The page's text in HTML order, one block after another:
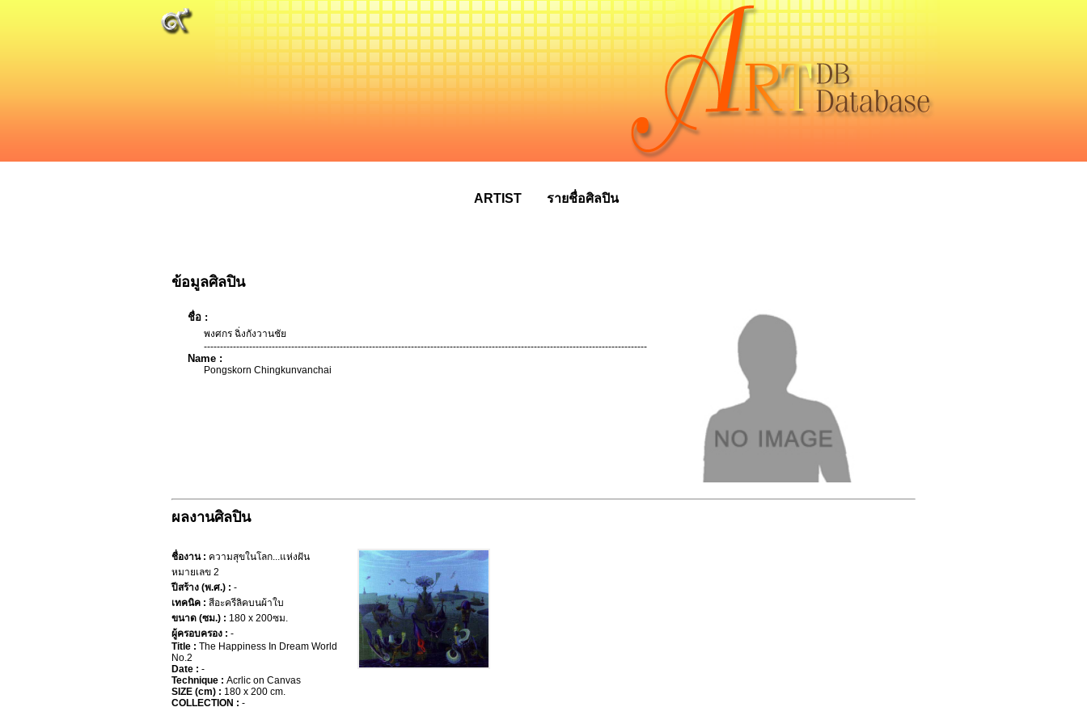
ARTIST รายชื่อศิลปิน
ข้อมูลศิลปิน
ชื่อ :
พงศกร ฉิ่งกังวานชัย
-----------------------------------------------------------------------------------------------------------------------------------------
Name :
Pongskorn Chingkunvanchai
ผลงานศิลปิน
ชื่องาน : ความสุขในโลก...แห่งฝัน
หมายเลข 2
ปีสร้าง (พ.ศ.) : -
เทคนิค : สีอะครีลิคบนผ้าใบ
ขนาด (ซม.) : 180 x 200ซม.
ผู้ครอบครอง : -
Title : The Happiness In Dream World
No.2
Date : -
Technique : Acrlic on Canvas
SIZE (cm) : 180 x 200 cm.
COLLECTION : -